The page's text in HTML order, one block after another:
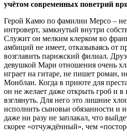
учётом современных поветрий
Герой Камю по фамилии Мерсо –
интроверт, замкнутый внутри
Служит он мелким клерком во
амбиций не имеет, отказываясь от
возглавить парижский филиал.
девушкой Мари отношения очень
играет на гитаре, не пишет роман,
Монблан. Когда в приюте для
он не желает даже открыть гроб и в
взглянуть. Для него это лишние
исполнить сыновьи обязанности и
даже ни разу не заплакал, что
скорее «отчуждённый», чем